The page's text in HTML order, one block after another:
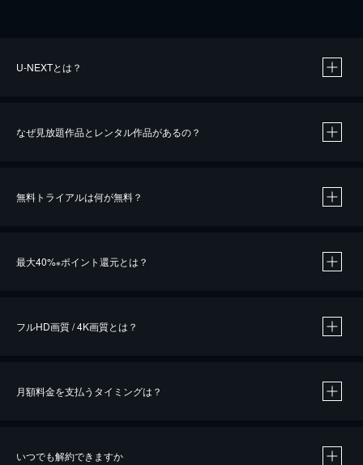
U-NEXTとは？
なぜ見放題作品とレンタル作品があるの？
無料トライアルは何が無料？
最大40%※ポイント還元とは？
※40％ポイント還元の対象は、クレジットカード決済による作品の購入 / レンタルです。
iOSアプリのUコイン決済による作品の購入 / レンタルは、20％のポイント還元です。
フルHD画質 / 4K画質とは？
月額料金を支払うタイミングは？
いつでも解約できますか